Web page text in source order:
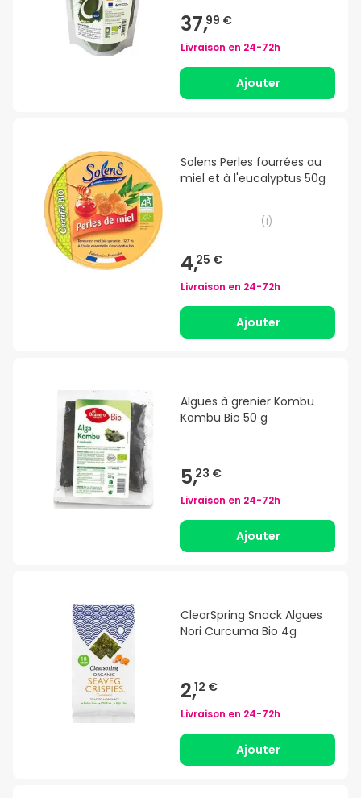
37,99 €
Livraison en 24-72h
Ajouter
Solens Perles fourrées au
miel et à l'eucalyptus 50g
(1)
4,25 €
Livraison en 24-72h
Ajouter
Algues à grenier Kombu
Kombu Bio 50 g
5,23 €
Livraison en 24-72h
Ajouter
ClearSpring Snack Algues
Nori Curcuma Bio 4g
2,12 €
Livraison en 24-72h
Ajouter